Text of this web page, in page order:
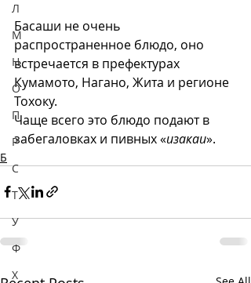
Л
М
Н
О
П
Р
С
Т
У
Ф
Х
Басаши не очень
распространенное блюдо, оно
встречается в префектурах
Кумамото, Нагано, Жита и регионе
Тохоку.
Чаще всего это блюдо подают в
забегаловках и пивных «изакаи».
Б